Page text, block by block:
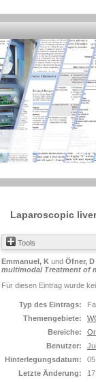
Laparoscopic
Tools
Emmanuel, K und Öfner, D
multimodal Treatment of
Für diesen Eintrag wurde
Typ des Eintrags:
Themengebiete:
Bereiche:
Benutzer:
Hinterlegungsdatum:
Letzte Änderung: